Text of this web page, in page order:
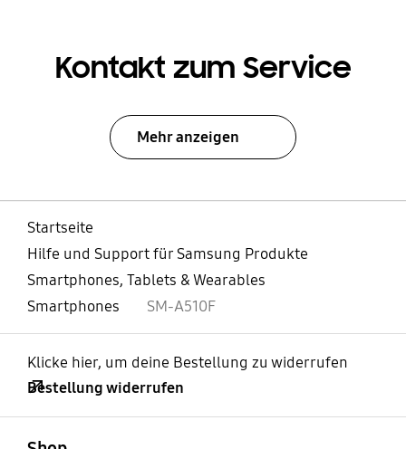
Kontakt zum Service
Mehr anzeigen
Startseite
Hilfe und Support für Samsung Produkte
Smartphones, Tablets & Wearables
Smartphones
SM-A510F
Klicke hier, um deine Bestellung zu widerrufen
Bestellung widerrufen